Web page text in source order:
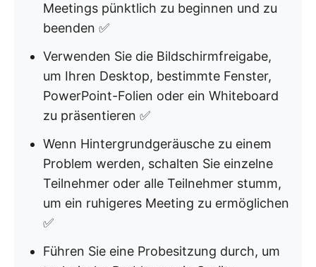
Meetings pünktlich zu beginnen und zu
beenden ✅
Verwenden Sie die Bildschirmfreigabe,
um Ihren Desktop, bestimmte Fenster,
PowerPoint-Folien oder ein Whiteboard
zu präsentieren ✅
Wenn Hintergrundgeräusche zu einem
Problem werden, schalten Sie einzelne
Teilnehmer oder alle Teilnehmer stumm,
um ein ruhigeres Meeting zu ermöglichen
✅
Führen Sie eine Probesitzung durch, um